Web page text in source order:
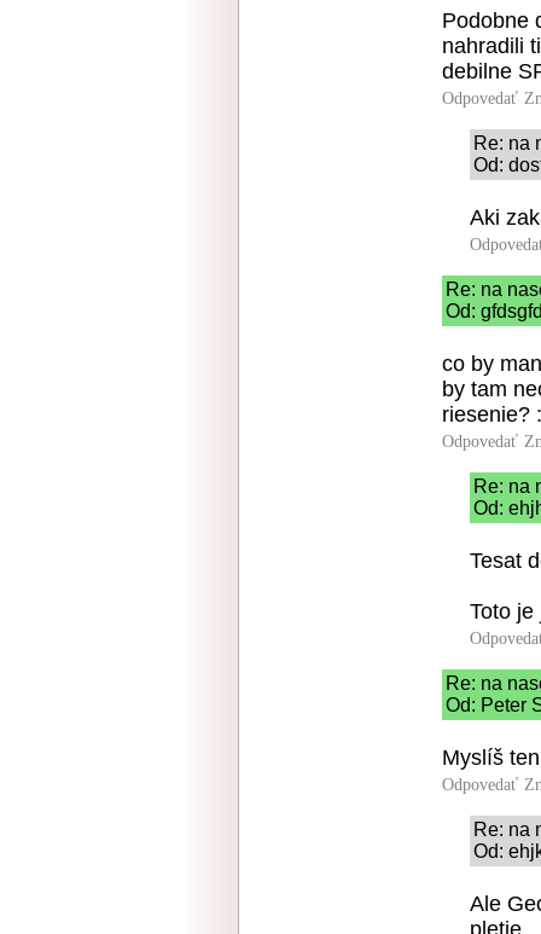
Podobne
nahradili
debilne
Odpovedať
Re: na
Od:
Aki
Re: na
Od:
co by
by tam
riesenie?
Odpovedať
Re: na
Od:
Tesat
Toto je
Re: na
Od: Peter
Myslíš
Odpovedať
Re: na
Od:
Ale
pletie